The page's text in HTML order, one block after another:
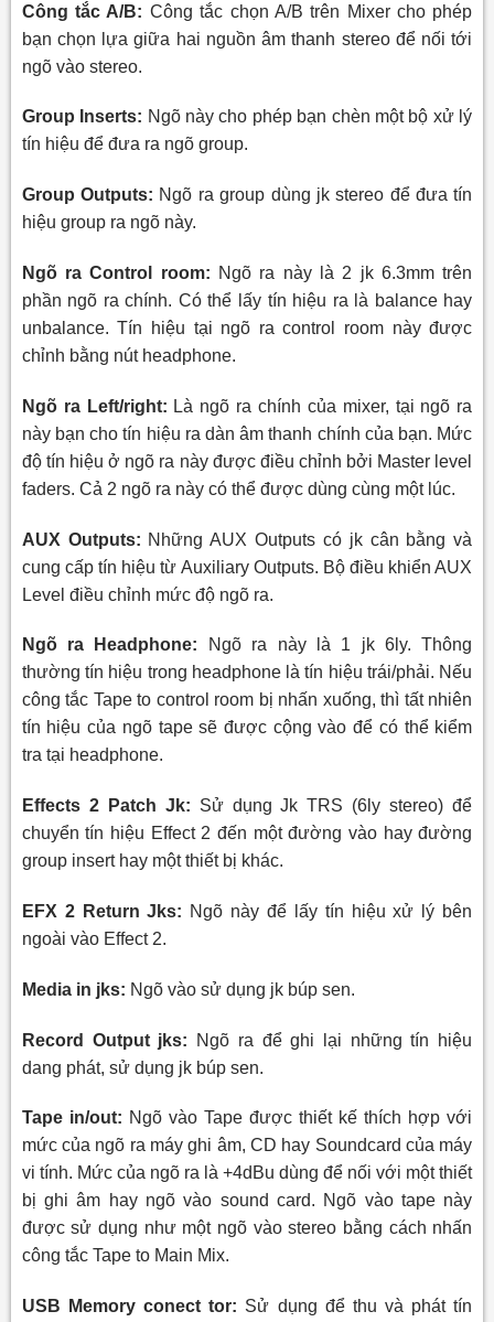
Công tắc A/B: Công tắc chọn A/B trên Mixer cho phép
bạn chọn lựa giữa hai nguồn âm thanh stereo để nối tới
ngõ vào stereo.
Group Inserts: Ngõ này cho phép bạn chèn một bộ xử lý
tín hiệu để đưa ra ngõ group.
Group Outputs: Ngõ ra group dùng jk stereo để đưa tín
hiệu group ra ngõ này.
Ngõ ra Control room: Ngõ ra này là 2 jk 6.3mm trên
phần ngõ ra chính. Có thể lấy tín hiệu ra là balance hay
unbalance. Tín hiệu tại ngõ ra control room này được
chỉnh bằng nút headphone.
Ngõ ra Left/right: Là ngõ ra chính của mixer, tại ngõ ra
này bạn cho tín hiệu ra dàn âm thanh chính của bạn. Mức
độ tín hiệu ở ngõ ra này được điều chỉnh bởi Master level
faders. Cả 2 ngõ ra này có thể được dùng cùng một lúc.
AUX Outputs: Những AUX Outputs có jk cân bằng và
cung cấp tín hiệu từ Auxiliary Outputs. Bộ điều khiển AUX
Level điều chỉnh mức độ ngõ ra.
Ngõ ra Headphone: Ngõ ra này là 1 jk 6ly. Thông
thường tín hiệu trong headphone là tín hiệu trái/phải. Nếu
công tắc Tape to control room bị nhấn xuống, thì tất nhiên
tín hiệu của ngõ tape sẽ được cộng vào để có thể kiểm
tra tại headphone.
Effects 2 Patch Jk: Sử dụng Jk TRS (6ly stereo) để
chuyển tín hiệu Effect 2 đến một đường vào hay đường
group insert hay một thiết bị khác.
EFX 2 Return Jks: Ngõ này để lấy tín hiệu xử lý bên
ngoài vào Effect 2.
Media in jks: Ngõ vào sử dụng jk búp sen.
Record Output jks: Ngõ ra để ghi lại những tín hiệu
dang phát, sử dụng jk búp sen.
Tape in/out: Ngõ vào Tape được thiết kế thích hợp với
mức của ngõ ra máy ghi âm, CD hay Soundcard của máy
vi tính. Mức của ngõ ra là +4dBu dùng để nối với một thiết
bị ghi âm hay ngõ vào sound card. Ngõ vào tape này
được sử dụng như một ngõ vào stereo bằng cách nhấn
công tắc Tape to Main Mix.
USB Memory conect tor: Sử dụng để thu và phát tín